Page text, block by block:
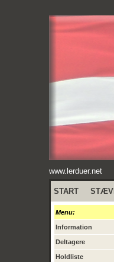
www.lerduer.net
START
Menu:
Information
Deltagere
Holdliste